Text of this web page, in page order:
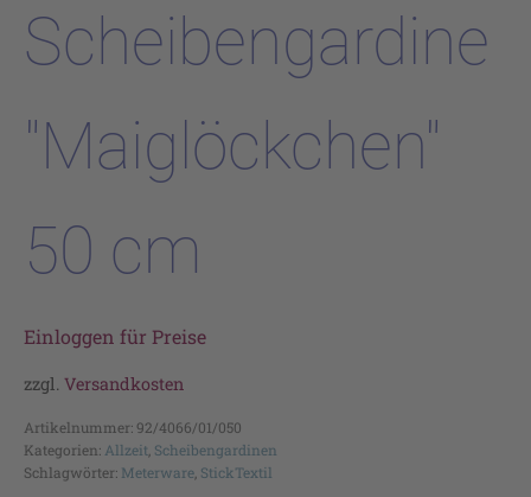
Scheibengardine
"Maiglöckchen"
50 cm
Einloggen für Preise
zzgl. Versandkosten
Artikelnummer: 92/4066/01/050
Kategorien: Allzeit Scheibengardinen
Schlagwörter: Meterware StickTextil